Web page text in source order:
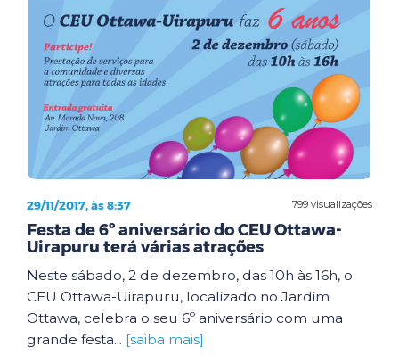
799 visualizações
29/11/2017, às 8:37
Festa de 6º aniversário do CEU Ottawa-
Uirapuru terá várias atrações
Neste sábado, 2 de dezembro, das 10h às 16h, o
CEU Ottawa-Uirapuru, localizado no Jardim
Ottawa, celebra o seu 6º aniversário com uma
grande festa... [saiba mais]